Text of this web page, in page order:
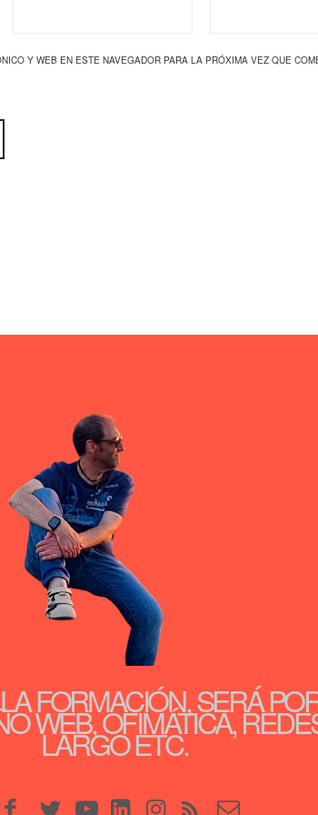
Y WEB EN ESTE NAVEGADOR PARA LA PRÓXIMA VEZ QUE
FORMACIÓN, SERÁ
WEB, OFIMÁTICA,
LARGO ETC.